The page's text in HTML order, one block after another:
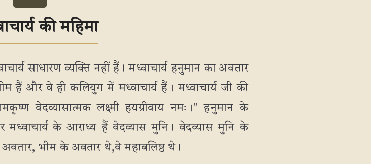
की महिमा
साधारण व्यक्ति नहीं हैं। मध्वाचार्य हनुमान का अवतार
हैं और वे ही कलियुग में मध्वाचार्य हैं। मध्वाचार्य जी की
वेदव्यासात्मक लक्ष्मी हयग्रीवाय नमः।” हनुमान के
के आराध्य हैं वेदव्यास मुनि। वेदव्यास मुनि के
अवतार, भीम के अवतार थे,वे महाबलिष्ठ थे।